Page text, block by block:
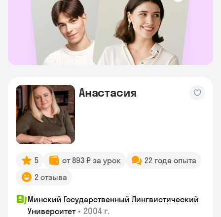
Анастасия
5 от 893 ₽ за урок
22 года опыта
2 отзыва
Минский Государственный Лингвистический
Университет • 2004 г.